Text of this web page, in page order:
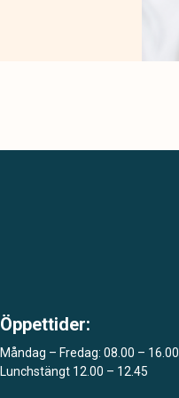
Öppettider:
Måndag – Fredag: 08.00 – 16.00
Lunchstängt 12.00 – 12.45